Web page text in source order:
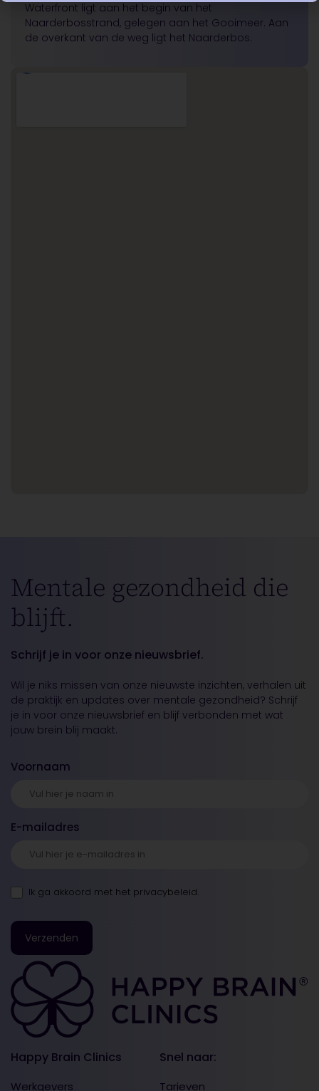
Waterfront ligt aan het begin van het
Naarderbosstrand, gelegen aan het Gooimeer. Aan
de overkant van de weg ligt het Naarderbos.
Happy Brain Clinics
Werkgevers
Snel naar:
Tarieven
Mentale gezondheid die
blijft.
Schrijf je in voor onze nieuwsbrief.
Wil je niks missen van onze nieuwste inzichten, verhalen uit
de praktijk en updates over mentale gezondheid? Schrijf
je in voor onze nieuwsbrief en blijf verbonden met wat
jouw brein blij maakt.
Voornaam
E-mailadres
Ik ga akkoord met het privacybeleid.